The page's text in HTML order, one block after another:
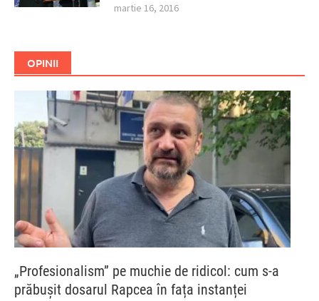
martie 16, 2016
OPINII
„Profesionalism” pe muchie de ridicol: cum s-a
prăbușit dosarul Rapcea în fața instanței